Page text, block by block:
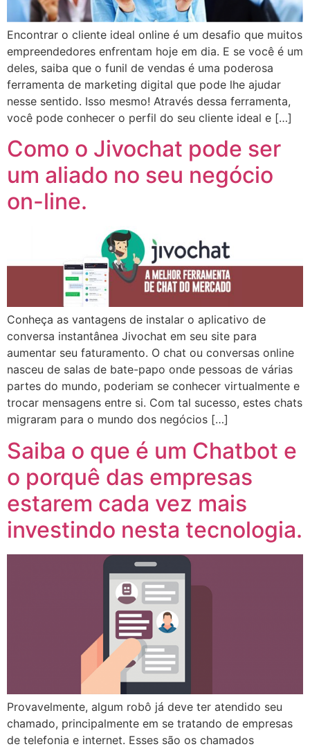
Encontrar o cliente ideal online é um desafio que muitos
empreendedores enfrentam hoje em dia. E se você é um
deles, saiba que o funil de vendas é uma poderosa
ferramenta de marketing digital que pode lhe ajudar
nesse sentido. Isso mesmo! Através dessa ferramenta,
você pode conhecer o perfil do seu cliente ideal e […]
Como o Jivochat pode ser
um aliado no seu negócio
on-line.
Conheça as vantagens de instalar o aplicativo de
conversa instantânea Jivochat em seu site para
aumentar seu faturamento. O chat ou conversas online
nasceu de salas de bate-papo onde pessoas de várias
partes do mundo, poderiam se conhecer virtualmente e
trocar mensagens entre si. Com tal sucesso, estes chats
migraram para o mundo dos negócios […]
Saiba o que é um Chatbot e
o porquê das empresas
estarem cada vez mais
investindo nesta tecnologia.
Provavelmente, algum robô já deve ter atendido seu
chamado, principalmente em se tratando de empresas
de telefonia e internet. Esses são os chamados